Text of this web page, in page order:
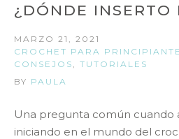
¿DÓNDE INSERTO
MARZO 21, 2021
CROCHET PARA
CONSEJOS
TUTORIALES
BY PAULA
Una pregunta común cuando
iniciando en el mundo del